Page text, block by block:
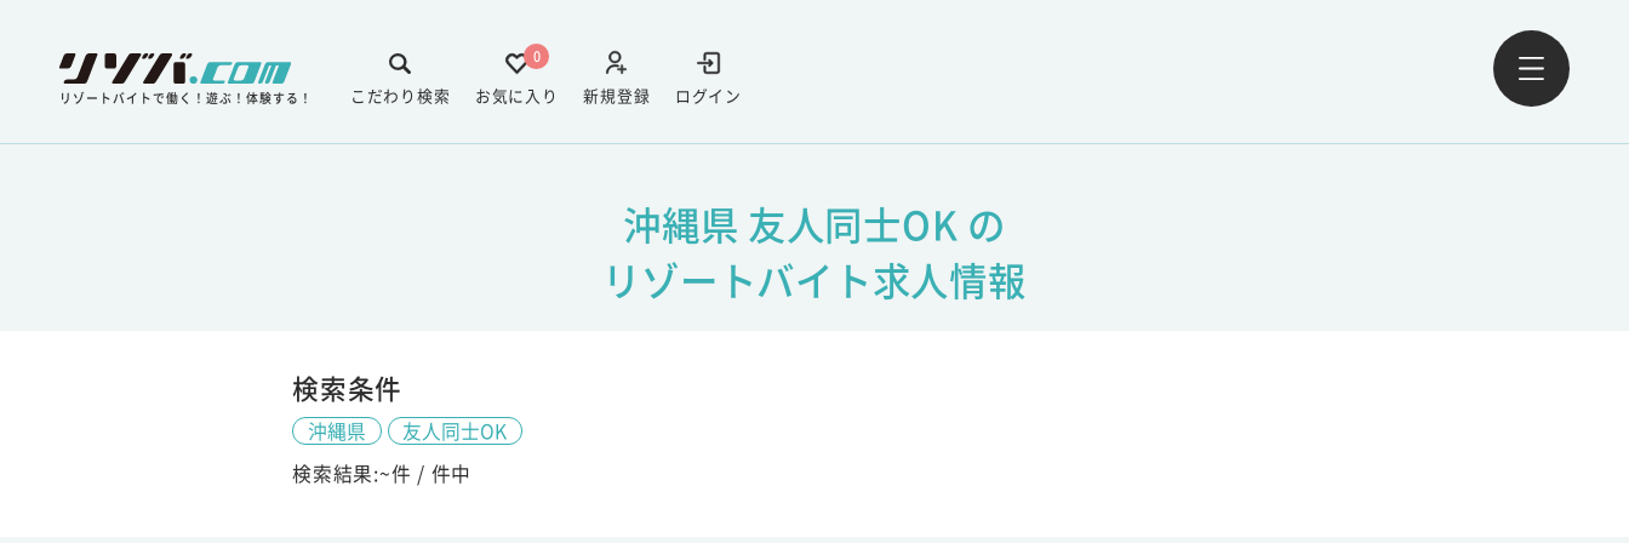
リゾートバイトで働く！遊ぶ！体験する！ ログイン
新規登録
0
お気に入り
こだわり検索
沖縄県 友人同士OK の
リゾートバイト求人情報
検索条件
沖縄県
友人同士OK
検索結果:~件 / 件中